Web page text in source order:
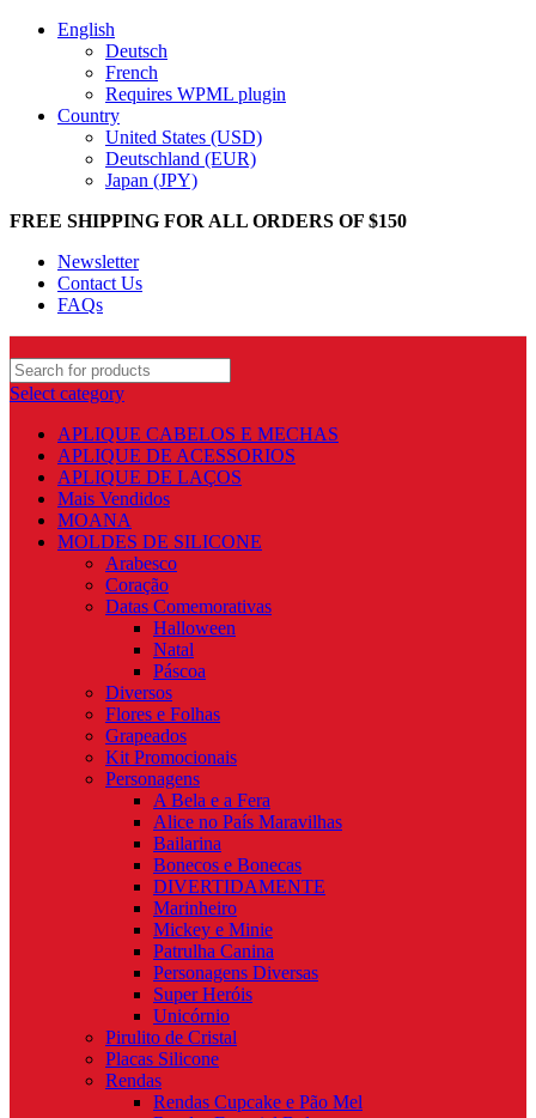
English
Deutsch
French
Requires WPML plugin
Country
United States (USD)
Deutschland (EUR)
Japan (JPY)
FREE SHIPPING FOR ALL ORDERS OF $150
Newsletter
Contact Us
FAQs
Select category
APLIQUE CABELOS E MECHAS
APLIQUE DE ACESSORIOS
APLIQUE DE LAÇOS
Mais Vendidos
MOANA
MOLDES DE SILICONE
Arabesco
Coração
Datas Comemorativas
Halloween
Natal
Páscoa
Diversos
Flores e Folhas
Grapeados
Kit Promocionais
Personagens
A Bela e a Fera
Alice no País Maravilhas
Bailarina
Bonecos e Bonecas
DIVERTIDAMENTE
Marinheiro
Mickey e Minie
Patrulha Canina
Personagens Diversas
Super Heróis
Unicórnio
Pirulito de Cristal
Placas Silicone
Rendas
Rendas Cupcake e Pão Mel